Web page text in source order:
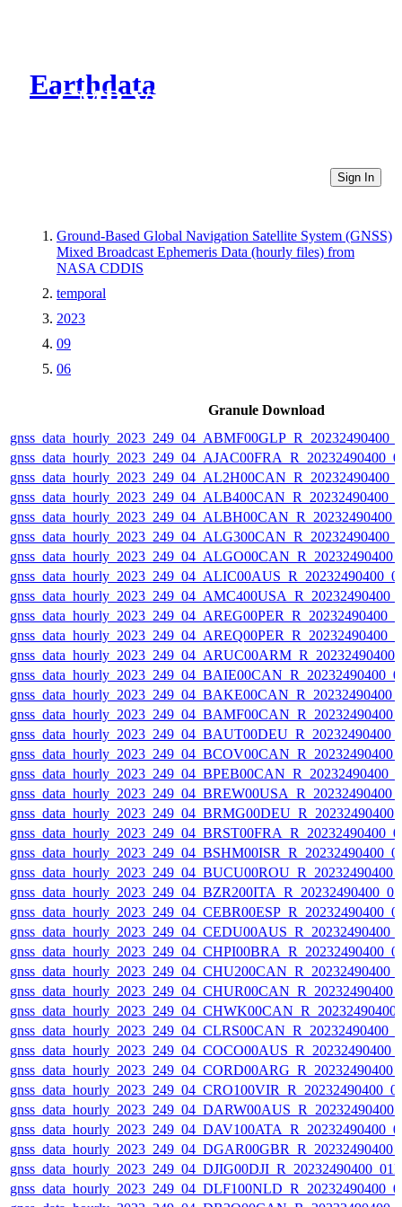
Earthdata
CMR Virtual Directories
Sign In
Ground-Based Global Navigation Satellite System (GNSS)
Mixed Broadcast Ephemeris Data (hourly files) from
NASA CDDIS
temporal
2023
09
06
Granule Download